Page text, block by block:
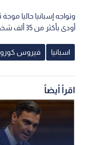
وتواجه إسبانيا حاليا
أودى بأكثر من 35 ألف شخص وأصاب أكثر من مليون.
اسبانيا فيروس
اقرأ أيضاً